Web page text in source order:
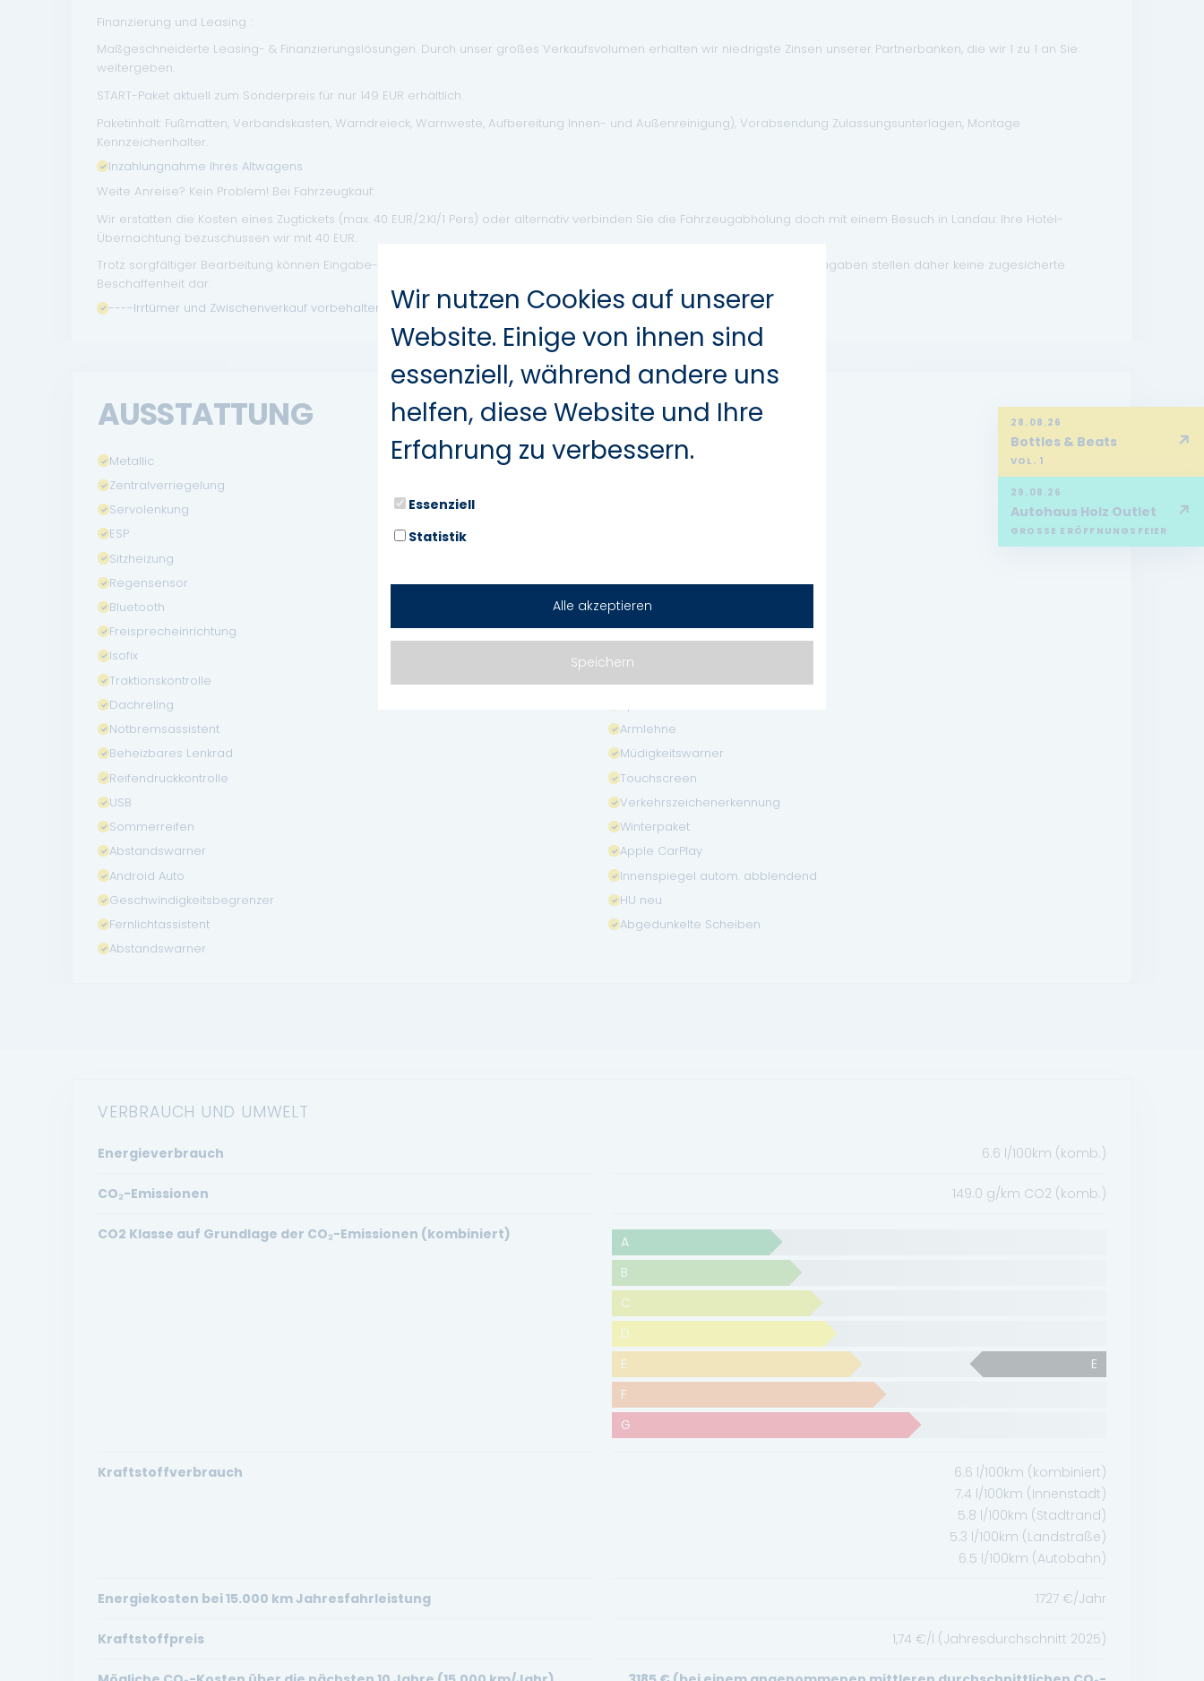
Finanzierung und Leasing :
Maßgeschneiderte Leasing- & Finanzierungslösungen. Durch unser großes Verkaufsvolumen erhalten wir niedrigste Zinsen unserer Partnerbanken, die wir 1 zu 1 an Sie
weitergeben.
START-Paket aktuell zum Sonderpreis für nur 149 EUR erhältlich.
Paketinhalt: Fußmatten, Verbandskasten, Warndreieck, Warnweste, Aufbereitung Innen- und Außenreinigung), Vorabsendung Zulassungsunterlagen, Montage
Kennzeichenhalter.
Inzahlungnahme Ihres Altwagens
Weite Anreise? Kein Problem! Bei Fahrzeugkauf:
Wir erstatten die Kosten eines Zugtickets (max. 40 EUR/2.Kl/1 Pers) oder alternativ verbinden Sie die Fahrzeugabholung doch mit einem Besuch in Landau: Ihre Hotel-
Übernachtung bezuschussen wir mit 40 EUR.
Trotz sorgfältiger Bearbeitung können Eingabe- und Datenübermittlungsfehler nicht ausgeschlossen werden, die Inseratsangaben stellen daher keine zugesicherte
Beschaffenheit dar.
----Irrtümer und Zwischenverkauf vorbehalten.
AUSSTATTUNG
Metallic
Leichtmetallfelgen
Zentralverriegelung
Servolenkung
ESP
Sitzheizung
Regensensor
Elektr. Seitenspiegel
Bluetooth
Bordcomputer
Freisprecheinrichtung
Multifunktionslenkrad
Isofix
Lichtsensor
Traktionskontrolle
Dachreling
Notbremsassistent
Armlehne
Beheizbares Lenkrad
Müdigkeitswarner
Reifendruckkontrolle
Touchscreen
USB
Verkehrszeichenerkennung
Sommerreifen
Winterpaket
Abstandswarner
Apple CarPlay
Android Auto
Innenspiegel autom. abblendend
Geschwindigkeitsbegrenzer
HU neu
Fernlichtassistent
Abgedunkelte Scheiben
Abstandswarner
VERBRAUCH UND UMWELT
Energieverbrauch 6.6 l/100km (komb.)
CO₂-Emissionen 149.0 g/km CO2 (komb.)
CO2 Klasse auf Grundlage der CO₂-Emissionen (kombiniert)
A
B
C
D
E
E
F
G
Kraftstoffverbrauch 6.6 l/100km (kombiniert)
7.4 l/100km (Innenstadt)
5.8 l/100km (Stadtrand)
5.3 l/100km (Landstraße)
6.5 l/100km (Autobahn)
Energiekosten bei 15.000 km Jahresfahrleistung 1727 €/Jahr
Kraftstoffpreis 1,74 €/l (Jahresdurchschnitt 2025)
28.08.26
Bottles & Beats
VOL. 1
↗
29.08.26
Autohaus Holz Outlet
GROSSE ERÖFFNUNGSFEIER
↗
Wir nutzen Cookies auf unserer
Website. Einige von ihnen sind
essenziell, während andere uns
helfen, diese Website und Ihre
Erfahrung zu verbessern.
Essenziell
Statistik
Alle akzeptieren
Speichern